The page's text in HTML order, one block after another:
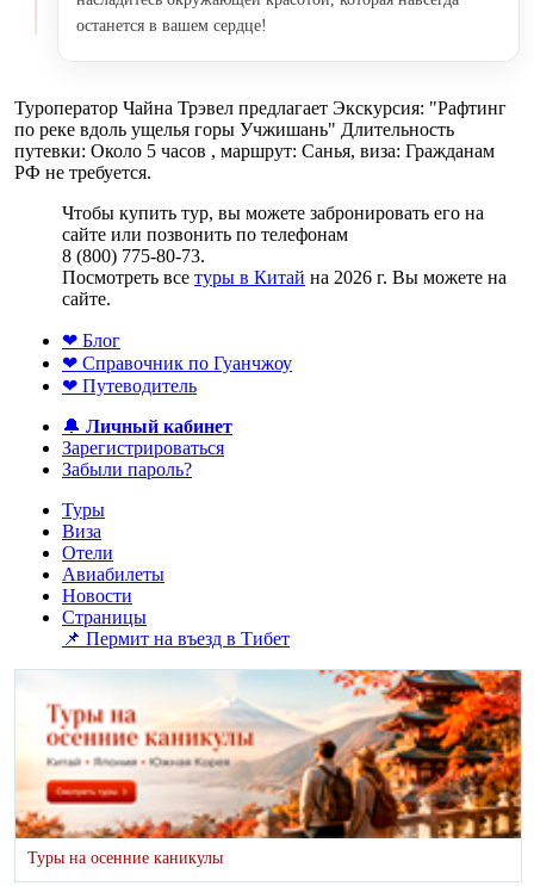
останется в вашем сердце!
Туроператор Чайна Трэвел предлагает Экскурсия: "Рафтинг
по реке вдоль ущелья горы Учжишань" Длительность
путевки: Около 5 часов , маршрут: Санья, виза: Гражданам
РФ не требуется.
Чтобы купить тур, вы можете забронировать его на
сайте или позвонить по телефонам
8 (800) 775-80-73.
Посмотреть все туры в Китай на 2026 г. Вы можете на
сайте.
❤ Блог
❤ Справочник по Гуанчжоу
❤ Путеводитель
🔔 Личный кабинет
Зарегистрироваться
Забыли пароль?
Туры
Виза
Отели
Авиабилеты
Новости
Страницы
📌 Пермит на въезд в Тибет
Туры на осенние каникулы